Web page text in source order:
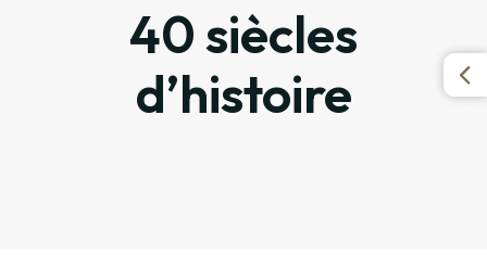
40 siècles
d’histoire